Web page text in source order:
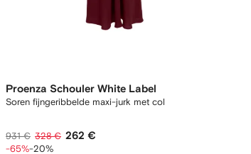
Proenza Schouler White Label
Soren fijngeribbelde maxi-jurk met col
931 € 328 € 262 €
-65%-20%